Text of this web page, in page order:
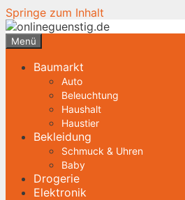
Springe zum Inhalt
Menü
Baumarkt
Auto
Beleuchtung
Haushalt
Haustier
Bekleidung
Schmuck & Uhren
Baby
Drogerie
Elektronik